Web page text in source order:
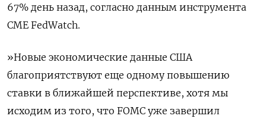
67% день назад, согласно данным инструмента
CME FedWatch.
»Новые экономические данные США
благоприятствуют еще одному повышению
ставки в ближайшей перспективе, хотя мы
исходим из того, что FOMC уже завершил